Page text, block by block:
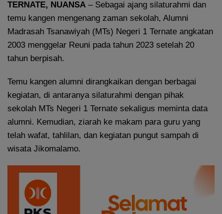
TERNATE, NUANSA – Sebagai ajang silaturahmi dan
temu kangen mengenang zaman sekolah, Alumni
Madrasah Tsanawiyah (MTs) Negeri 1 Ternate angkatan
2003 menggelar Reuni pada tahun 2023 setelah 20
tahun berpisah.
Temu kangen alumni dirangkaikan dengan berbagai
kegiatan, di antaranya silaturahmi dengan pihak
sekolah MTs Negeri 1 Ternate sekaligus meminta data
alumni. Kemudian, ziarah ke makam para guru yang
telah wafat, tahlilan, dan kegiatan pungut sampah di
wisata Jikomalamo.